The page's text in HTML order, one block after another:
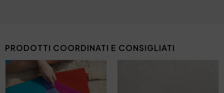
PRODOTTI COORDINATI E CONSIGLIATI